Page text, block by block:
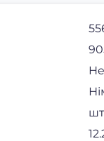
шт